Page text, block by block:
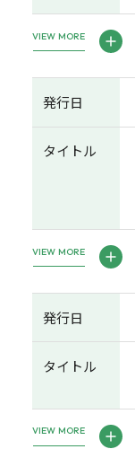
VIEW MORE
発行日
タイトル
VIEW MORE
発行日
タイトル
VIEW MORE